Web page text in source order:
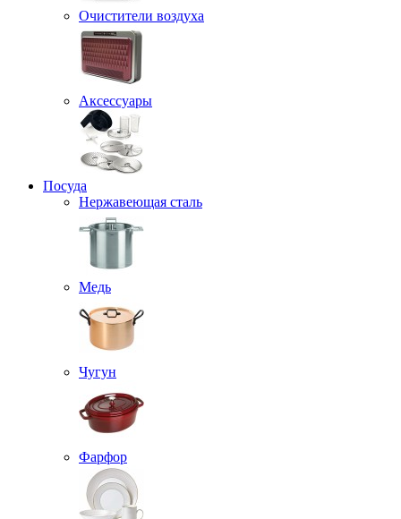
Очистители воздуха
Аксессуары
Посуда
Нержавеющая сталь
Медь
Чугун
Фарфор